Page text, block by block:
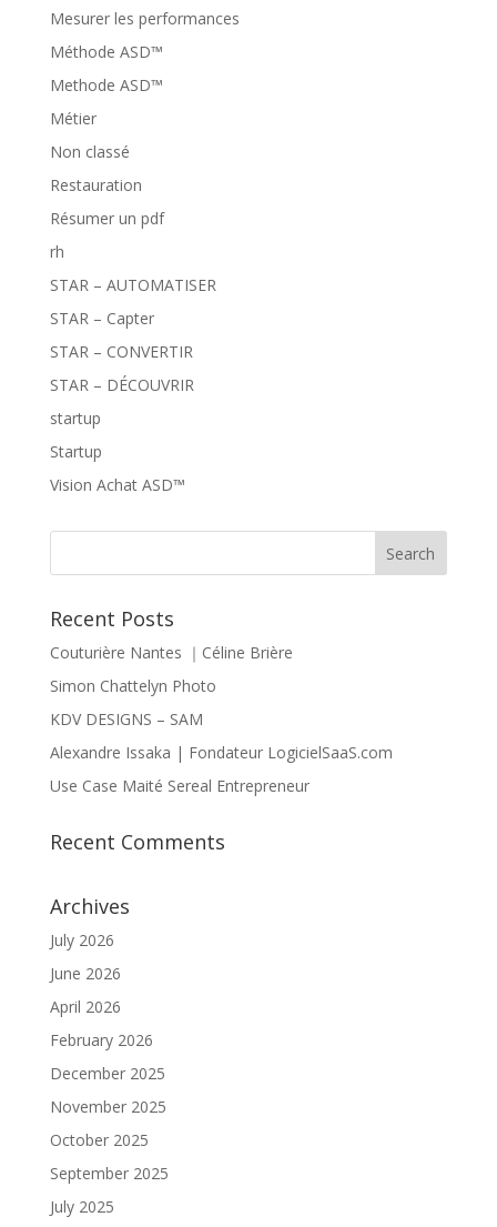
Mesurer les performances
Méthode ASD™
Methode ASD™
Métier
Non classé
Restauration
Résumer un pdf
rh
STAR – AUTOMATISER
STAR – Capter
STAR – CONVERTIR
STAR – DÉCOUVRIR
startup
Startup
Vision Achat ASD™
Recent Posts
Couturière Nantes ｜Céline Brière
Simon Chattelyn Photo
KDV DESIGNS – SAM
Alexandre Issaka | Fondateur LogicielSaaS.com
Use Case Maité Sereal Entrepreneur
Recent Comments
Archives
July 2026
June 2026
April 2026
February 2026
December 2025
November 2025
October 2025
September 2025
July 2025